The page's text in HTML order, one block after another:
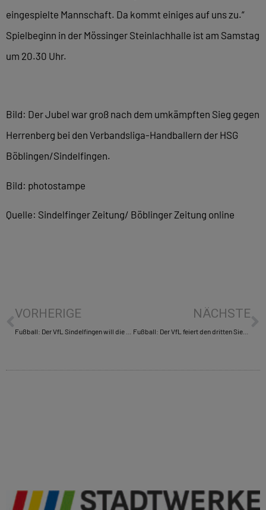
eingespielte Mannschaft. Da kommt einiges auf uns zu.“
Spielbeginn in der Mössinger Steinlachhalle ist am Samstag
um 20.30 Uhr.
Bild: Der Jubel war groß nach dem umkämpften Sieg gegen
Herrenberg bei den Verbandsliga-Handballern der HSG
Böblingen/Sindelfingen.
Bild: photostampe
Quelle: Sindelfinger Zeitung/ Böblinger Zeitung online
VORHERIGE NÄCHSTE
Fußball: Der VfL feiert den dritten Sieg in Serie